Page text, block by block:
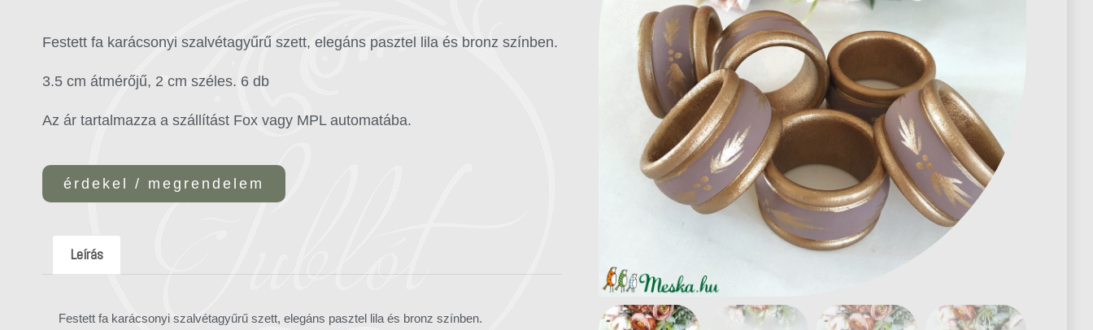
Festett fa karácsonyi szalvétagyűrű szett, elegáns pasztel lila és bronz színben.
3.5 cm átmérőjű, 2 cm széles. 6 db
Az ár tartalmazza a szállítást Fox vagy MPL automatába.
érdekel / megrendelem
Leírás
Festett fa karácsonyi szalvétagyűrű szett, elegáns pasztel lila és bronz színben.